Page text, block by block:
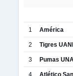
1 América
2 Tigres
3 Pumas
4 Atlético